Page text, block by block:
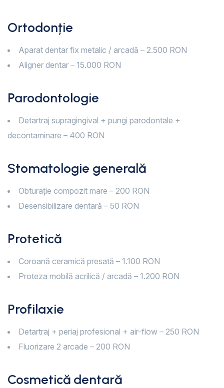
Ortodonție
Aparat dentar fix metalic / arcadă – 2.500 RON
Aligner dentar – 15.000 RON
Parodontologie
Detartraj supragingival + pungi parodontale +
decontaminare – 400 RON
Stomatologie generală
Obturație compozit mare – 200 RON
Desensibilizare dentară – 50 RON
Protetică
Coroană ceramică presată – 1.100 RON
Proteza mobilă acrilică / arcadă – 1.200 RON
Profilaxie
Detartraj + periaj profesional + air-flow – 250 RON
Fluorizare 2 arcade – 200 RON
Cosmetică dentară